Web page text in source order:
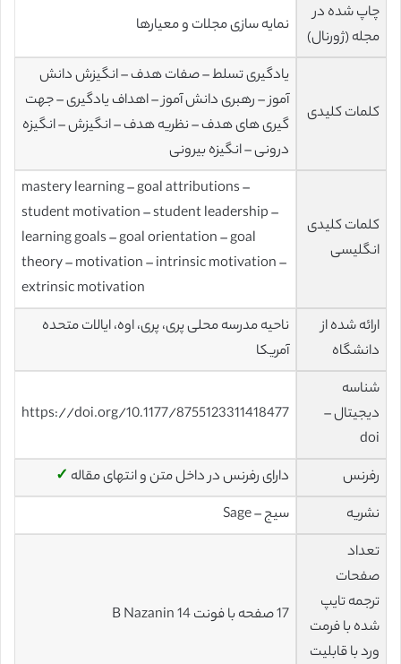
چاپ شده در
مجله (ژورنال)
نمایه سازی مجلات و معیارها
کلمات کلیدی
یادگیری تسلط – صفات هدف – انگیزش دانش
آموز – رهبری دانش آموز – اهداف یادگیری – جهت
گیری های هدف – نظریه هدف – انگیزش – انگیزه
درونی – انگیزه بیرونی
کلمات کلیدی
انگلیسی
mastery learning – goal attributions –
student motivation – student leadership –
learning goals – goal orientation – goal
theory – motivation – intrinsic motivation –
extrinsic motivation
ارائه شده از
دانشگاه
ناحیه مدرسه محلی پری، پری، اوه، ایالات متحده
آمریکا
شناسه
دیجیتال –
doi
https://doi.org/10.1177/8755123311418477
رفرنس دارای رفرنس در داخل متن و انتهای مقاله ✓
نشریه
سیج – Sage
تعداد
صفحات
ترجمه تایپ
شده با فرمت
ورد با قابلیت
17 صفحه با فونت 14 B Nazanin